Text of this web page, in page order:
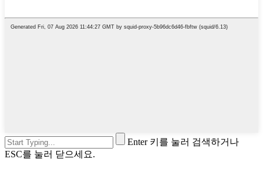
Enter 키를 눌러 검색하거나
ESC를 눌러 닫으세요.